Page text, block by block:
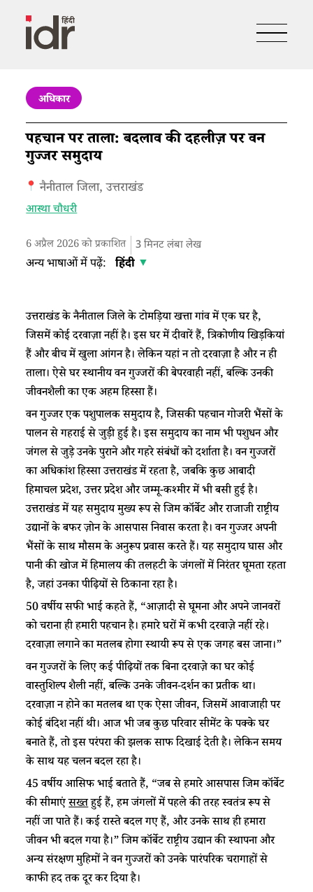
अधिकार
पहचान पर ताला: बदलाव की दहलीज़ पर वन
गुज्जर समुदाय
नैनीताल जिला, उत्तराखंड
आस्था चौधरी
6 अप्रैल 2026 को प्रकाशित 3मिनट लंबा लेख
अन्य भाषाओं में पढ़ें: हिंदी
उत्तराखंड के नैनीताल जिले के टोमड़िया खत्ता गांव में एक घर है,
जिसमें कोई दरवाज़ा नहीं है। इस घर में दीवारें हैं, त्रिकोणीय खिड़कियां
हैं और बीच में खुला आंगन है। लेकिन यहां न तो दरवाज़ा है और न ही
ताला। ऐसे घर स्थानीय वन गुज्जरों की बेपरवाही नहीं, बल्कि उनकी
जीवनशैली का एक अहम हिस्सा हैं।
वन गुज्जर एक पशुपालक समुदाय है, जिसकी पहचान गोजरी भैंसों के
पालन से गहराई से जुड़ी हुई है। इस समुदाय का नाम भी पशुधन और
जंगल से जुड़े उनके पुराने और गहरे संबंधों को दर्शाता है। वन गुज्जरों
का अधिकांश हिस्सा उत्तराखंड में रहता है, जबकि कुछ आबादी
हिमाचल प्रदेश, उत्तर प्रदेश और जम्मू-कश्मीर में भी बसी हुई है।
उत्तराखंड में यह समुदाय मुख्य रूप से जिम कॉर्बेट और राजाजी राष्ट्रीय
उद्यानों के बफर ज़ोन के आसपास निवास करता है। वन गुज्जर अपनी
भैंसों के साथ मौसम के अनुरूप प्रवास करते हैं। यह समुदाय घास और
पानी की खोज में हिमालय की तलहटी के जंगलों में निरंतर घूमता रहता
है, जहां उनका पीढ़ियों से ठिकाना रहा है।
50 वर्षीय सफी भाई कहते हैं, “आज़ादी से घूमना और अपने जानवरों
को चराना ही हमारी पहचान है। हमारे घरों में कभी दरवाज़े नहीं रहे।
दरवाज़ा लगाने का मतलब होगा स्थायी रूप से एक जगह बस जाना।”
वन गुज्जरों के लिए कई पीढ़ियों तक बिना दरवाज़े का घर कोई
वास्तुशिल्प शैली नहीं, बल्कि उनके जीवन-दर्शन का प्रतीक था।
दरवाज़ा न होने का मतलब था एक ऐसा जीवन, जिसमें आवाजाही पर
कोई बंदिश नहीं थी। आज भी जब कुछ परिवार सीमेंट के पक्के घर
बनाते हैं, तो इस परंपरा की झलक साफ दिखाई देती है। लेकिन समय
के साथ यह चलन बदल रहा है।
45 वर्षीय आसिफ भाई बताते हैं, “जब से हमारे आसपास जिम कॉर्बेट
की सीमाएंसख्तहुई हैं, हम जंगलों में पहले की तरह स्वतंत्र रूप से
नहीं जा पाते हैं। कई रास्ते बदल गए हैं, और उनके साथ ही हमारा
जीवन भी बदल गया है।” जिम कॉर्बेट राष्ट्रीय उद्यान की स्थापना और
अन्य संरक्षण मुहिमों ने वन गुज्जरों को उनके पारंपरिक चरागाहों से
काफी हद तक दूर कर दिया है।